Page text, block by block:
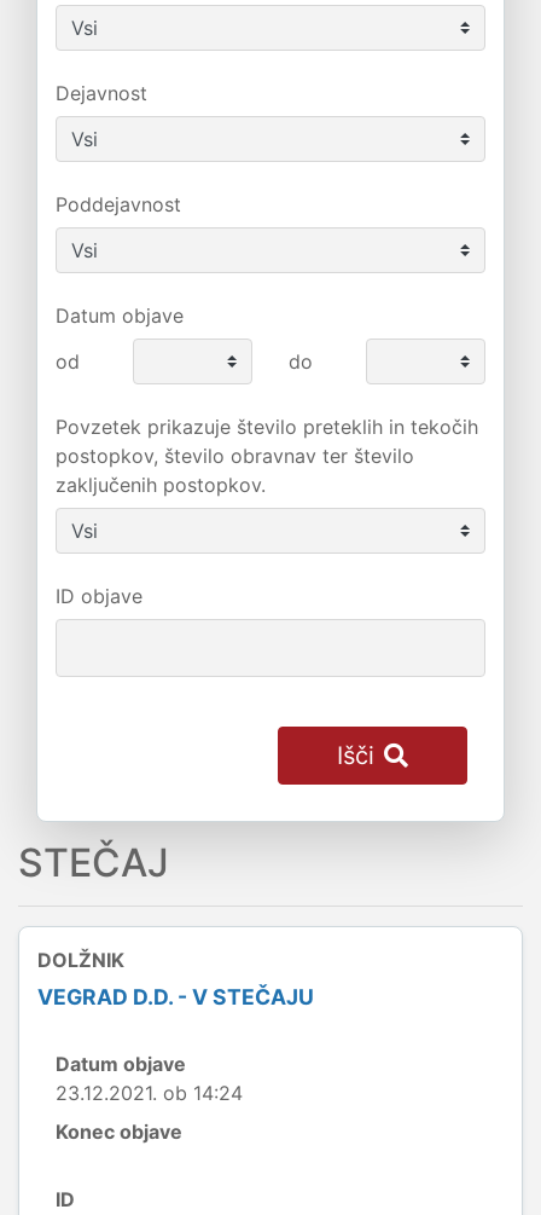
Dejavnost
Poddejavnost
Datum objave
od
do
Povzetek prikazuje število preteklih in tekočih
postopkov, število obravnav ter število
zaključenih postopkov.
ID objave
Išči
STEČAJ
DOLŽNIK
VEGRAD D.D. - V STEČAJU
Datum objave
23.12.2021. ob 14:24
Konec objave
ID